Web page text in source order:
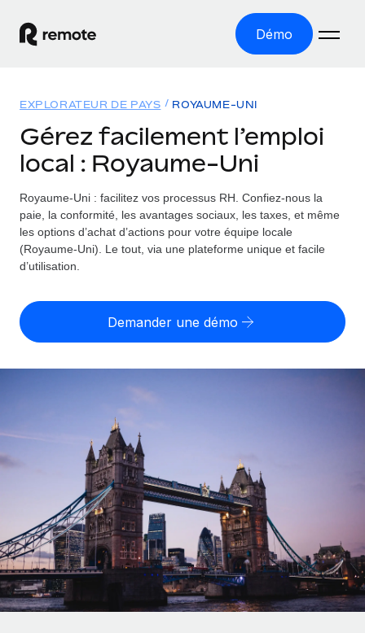
Démo
EMPLOI À L’INTERNATIONAL
Paie multipays
Gérez la paie facilement et en toute conformité
Employer of record
Développez-vous à l’international sans frais liés aux
Pilotage 360 des freelances
Gestion des freelances
Intégrez et gérez vos freelances partout dans le monde
Sous-traitez les opérations complexes liées à l’emploi
INFRASTRUCTURE
Intégration Remote
Intégrez vos RH aux flux de travail en toute simplicité
Plateforme
Des fonctions RH clés intégrées pour votre équipe
Solutions
COUVERTURE MONDIALE
Explorateur de pays
Toutes les informations sur l’emploi à l’international,
pays par pays
Explorateur des États-Unis (par État)
Simplifiez l’embauche à travers les différents États des
États-Unis
CROISSANCE
Start-ups
Des solutions agiles et internationales pour les RH et la
paie des entreprises en pleine croissance
Entreprises intermédiaires
Développez vos équipes avec des solutions RH sur
mesure
Ressources
OUTILS & CALCULATEURS
Outil de calcul du risque de requalification de
Calculateur du coût des employés
Calculateur de paiement des freelances
Découvrez les devises disponibles et les vitesses de
paiement pour vos freelances internationaux
APPRENDRE AVEC REMOTE
Recherche et guides
Études de cas
Glossaire RH
Tarification
Français
Español
Italiano
Português (Portugal)
Connexion
EXPLORATEUR DE PAYS ROYAUME-UNI
Gérez facilement l’emploi
local : Royaume-Uni
Royaume-Uni : facilitez vos processus RH. Confiez-nous la
paie, la conformité, les avantages sociaux, les taxes, et même
les options d’achat d’actions pour votre équipe locale
(Royaume-Uni). Le tout, via une plateforme unique et facile
d’utilisation.
Demander une démo